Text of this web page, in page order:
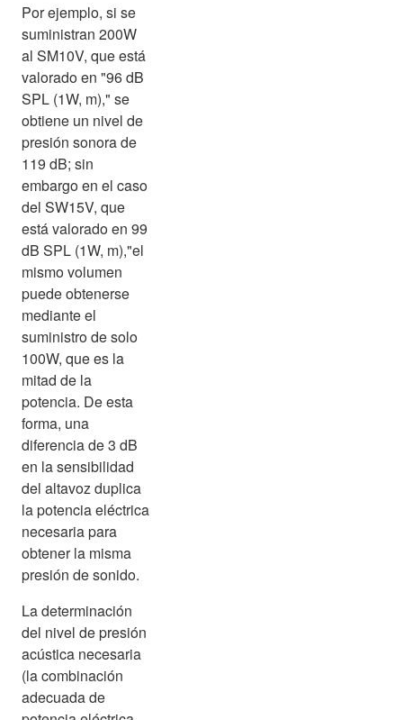
Por ejemplo, si se
suministran 200W
al SM10V, que está
valorado en "96 dB
SPL (1W, m)," se
obtiene un nivel de
presión sonora de
119 dB; sin
embargo en el caso
del SW15V, que
está valorado en 99
dB SPL (1W, m),"el
mismo volumen
puede obtenerse
mediante el
suministro de solo
100W, que es la
mitad de la
potencia. De esta
forma, una
diferencia de 3 dB
en la sensibilidad
del altavoz duplica
la potencia eléctrica
necesaria para
obtener la misma
presión de sonido.
La determinación
del nivel de presión
acústica necesaria
(la combinación
adecuada de